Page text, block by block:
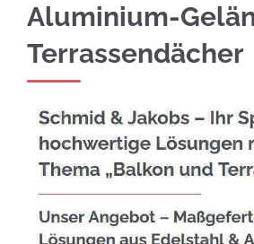
Aluminium-
Terrassendächer